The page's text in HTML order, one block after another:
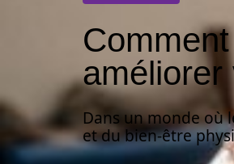
améliorer
Dans un monde où
et du bien-être